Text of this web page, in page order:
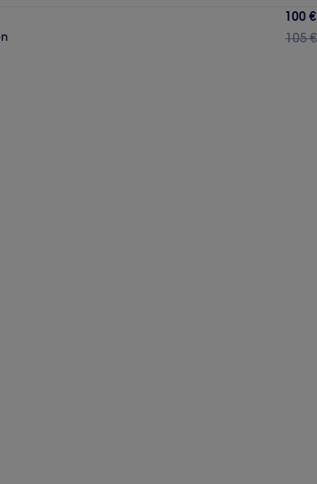
100 €
105 €